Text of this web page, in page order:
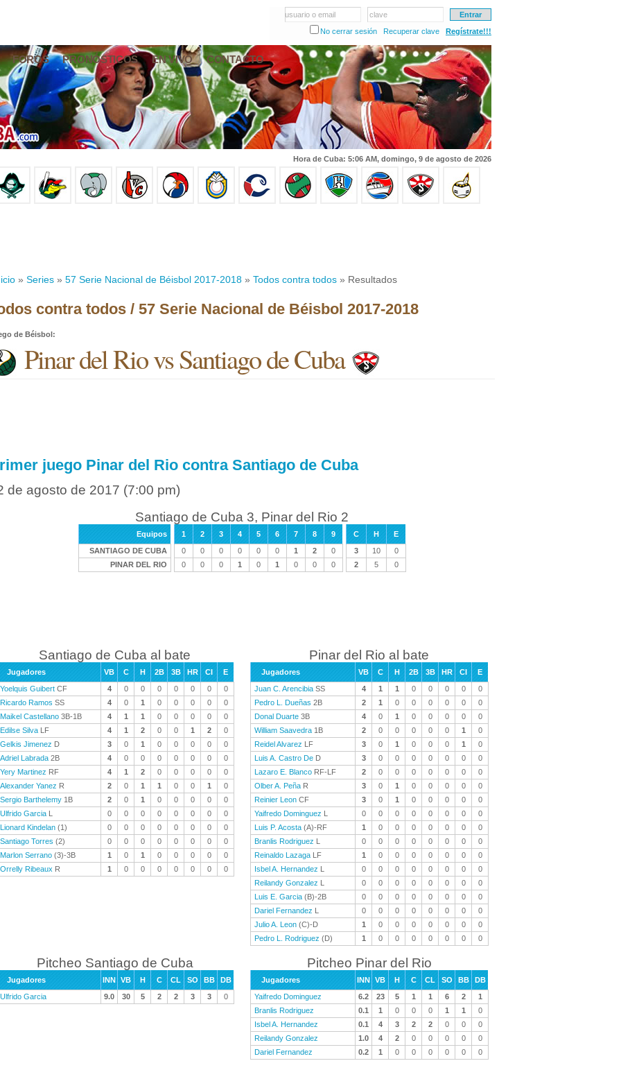
usuario o email
clave
No cerrar sesión
Recuperar clave Regístrate!!!
FOROS PRONÓSTICOS EN VIVO CONTACTO
Hora de Cuba: 5:06 AM, domingo, 9 de agosto de 2026
» Series » 57 Serie Nacional de Béisbol 2017-2018 » Todos contra todos » Resultados
contra todos / 57 Serie Nacional de Béisbol 2017-2018
de Béisbol:
Pinar del Rio vs Santiago de Cuba
juego Pinar del Rio contra Santiago de Cuba
de agosto de 2017 (7:00 pm)
Santiago de Cuba 3, Pinar del Rio 2
Equipos 1 2 3 4 5 6 7 8 9 C H
E
SANTIAGO DE CUBA
0 0 0 0 0 0 1 2 0 3 10
0
PINAR DEL RIO
0 0 0 1 0 1 0 0 0 2 5 0
Santiago de Cuba al bate
Jugadores VB C H 2B 3B HR CI
E
Yoelquis Guibert CF 4 0 0 0 0 0 0
0
Ricardo Ramos SS 4 0 1 0 0 0 0
0
Maikel Castellano 3B-1B 4 1 1 0 0 0 0
0
Edilse Silva LF 4 1 2 0 0 1 2
0
Gelkis Jimenez D 3 0 1 0 0 0 0
0
Adriel Labrada 2B 4 0 0 0 0 0 0
0
Yery Martinez RF 4 1 2 0 0 0 0
0
Alexander Yanez R 2 0 1 1 0 0 1
0
Sergio Barthelemy 1B 2 0 1 0 0 0 0
0
Ulfrido Garcia L 0 0 0 0 0 0 0
0
Lionard Kindelan (1) 0 0 0 0 0 0 0
0
Santiago Torres (2) 0 0 0 0 0 0 0
0
Marlon Serrano (3)-3B 1 0 1 0 0 0 0
0
Orrelly Ribeaux R 1 0 0 0 0 0 0 0
Pinar del Rio al bate
Jugadores VB C H 2B 3B HR CI
E
Juan C. Arencibia SS 4 1 1 0 0 0 0
0
Pedro L. Dueñas 2B 2 1 0 0 0 0 0
0
Donal Duarte 3B 4 0 1 0 0 0 0
0
William Saavedra 1B 2 0 0 0 0 0 1
0
Reidel Alvarez LF 3 0 1 0 0 0 1
0
Luis A. Castro De D 3 0 0 0 0 0 0
0
Lazaro E. Blanco RF-LF 2 0 0 0 0 0 0
0
Olber A. Peña R 3 0 1 0 0 0 0
0
Reinier Leon CF 3 0 1 0 0 0 0
0
Yaifredo Dominguez L 0 0 0 0 0 0 0
0
Luis P. Acosta (A)-RF 1 0 0 0 0 0 0
0
Branlis Rodriguez L 0 0 0 0 0 0 0
0
Reinaldo Lazaga LF 1 0 0 0 0 0 0
0
Isbel A. Hernandez L 0 0 0 0 0 0 0
0
Reilandy Gonzalez L 0 0 0 0 0 0 0
0
Luis E. Garcia (B)-2B 0 0 0 0 0 0 0
0
Dariel Fernandez L 0 0 0 0 0 0 0
0
Julio A. Leon (C)-D 1 0 0 0 0 0 0
0
Pedro L. Rodriguez (D) 1 0 0 0 0 0 0 0
Pitcheo Santiago de Cuba
Jugadores INN VB H C CL SO BB
DB
Ulfrido Garcia
9.0 30 5 2 2 3 3 0
Pitcheo Pinar del Rio
Jugadores INN VB H C CL SO BB
DB
Yaifredo Dominguez
6.2 23 5 1 1 6 2
1
Branlis Rodriguez
0.1 1 0 0 0 1 1
0
Isbel A. Hernandez
0.1 4 3 2 2 0 0
0
Reilandy Gonzalez
1.0 4 2 0 0 0 0
0
Dariel Fernandez
0.2 1 0 0 0 0 0 0